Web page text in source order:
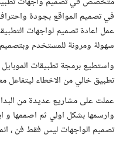
في تصميم المواقع بجودة
عمل اعادة تصميم لواجهات
سهولة ومرونة للمستخدم
واستطيع برمجة تطبيقات
تطبيق خالي من الاخطاء ليتفاعل
عملت على مشاريع عديدة من
وارسمها بشكل اولي ثم اصممها و
تصميم الواجهات ليس فقط فن ،